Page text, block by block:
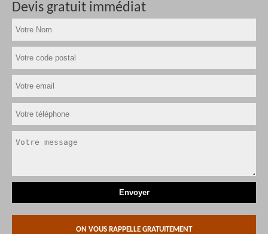
Devis gratuit immédiat
ON VOUS RAPPELLE GRATUITEMENT